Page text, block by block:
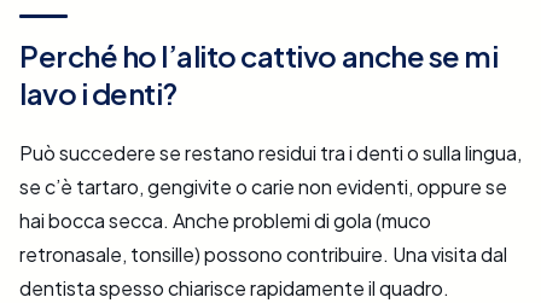
Perché ho l’alito cattivo anche se mi
lavo i denti?
Può succedere se restano residui tra i denti o sulla lingua,
se c’è tartaro, gengivite o carie non evidenti, oppure se
hai bocca secca. Anche problemi di gola (muco
retronasale, tonsille) possono contribuire. Una visita dal
dentista spesso chiarisce rapidamente il quadro.